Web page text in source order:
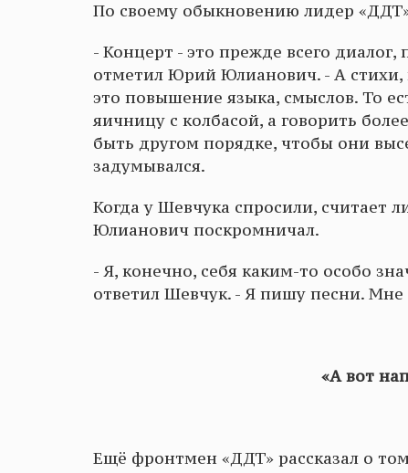
По своему обыкновению лидер
- Концерт - это прежде всего
отметил Юрий Юлианович. - А стихи,
это повышение языка, смыслов. То
яичницу с колбасой, а говорить
быть другом порядке, чтобы они
задумывался.
Когда у Шевчука спросили, считает
Юлианович поскромничал.
- Я, конечно, себя каким-то особо
ответил Шевчук. - Я пишу песни.
«А вот
Ещё фронтмен «ДДТ» рассказал о